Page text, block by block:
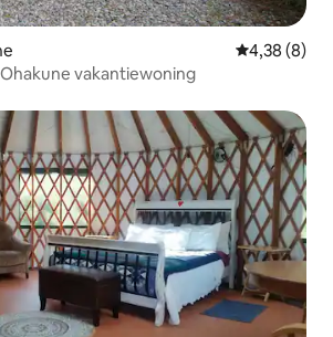
Gemiddelde
4,38 (8)
vakantiewoning